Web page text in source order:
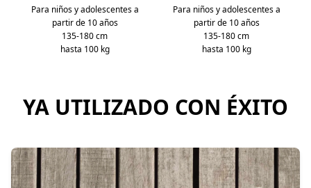
Para niños y adolescentes a
partir de 10 años
135-180 cm
hasta 100 kg
Para niños y adolescentes a
partir de 10 años
135-180 cm
hasta 100 kg
YA UTILIZADO CON ÉXITO